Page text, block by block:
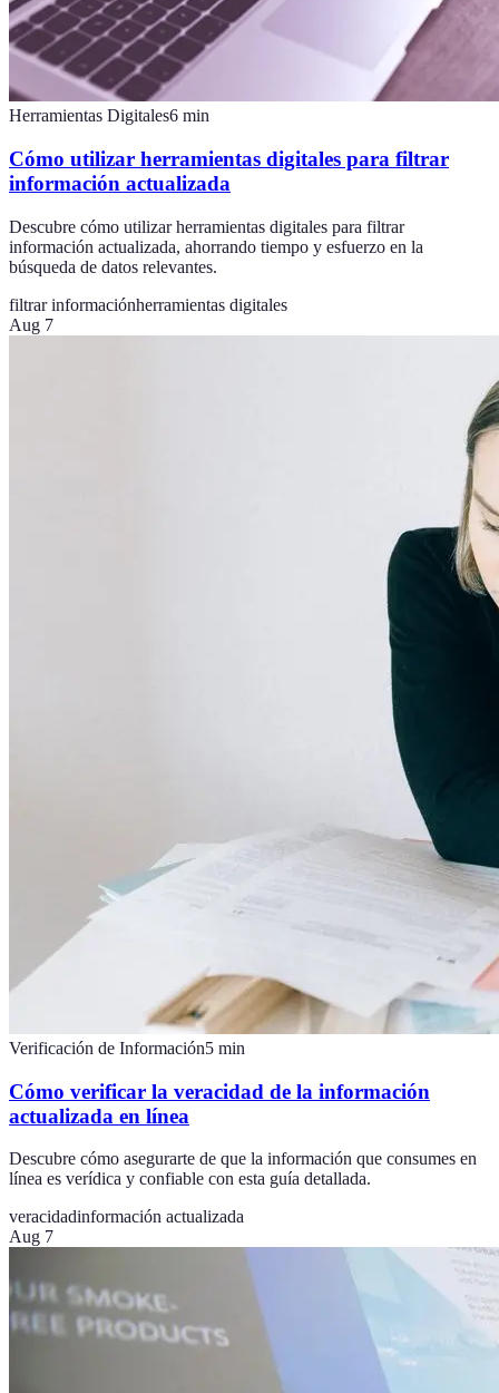
Herramientas Digitales6 min
Cómo utilizar herramientas digitales para filtrar
información actualizada
Descubre cómo utilizar herramientas digitales para filtrar
información actualizada, ahorrando tiempo y esfuerzo en la
búsqueda de datos relevantes.
filtrar informaciónherramientas digitales
Aug 7
Verificación de Información5 min
Cómo verificar la veracidad de la información
actualizada en línea
Descubre cómo asegurarte de que la información que consumes en
línea es verídica y confiable con esta guía detallada.
veracidadinformación actualizada
Aug 7